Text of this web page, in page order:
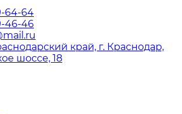
64-64
46-46
край, г. Краснодар,
шоссе, 18